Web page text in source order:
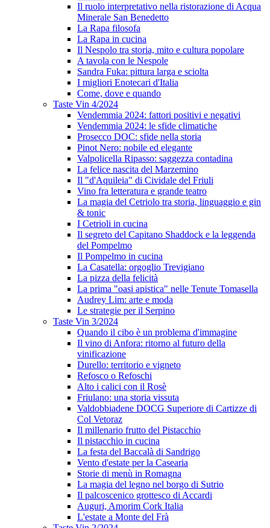
Il ruolo interpretativo nella ristorazione di Acqua
Minerale San Benedetto
La Rapa filosofa
La Rapa in cucina
Il Nespolo tra storia, mito e cultura popolare
A tavola con le Nespole
Sandra Fuka: pittura larga e sciolta
I migliori Enotecari d'Italia
Come, dove e quando
Taste Vin 4/2024
Vendemmia 2024: fattori positivi e negativi
Vendemmia 2024: le sfide climatiche
Prosecco DOC: sfide nella storia
Pinot Nero: nobile ed elegante
Valpolicella Ripasso: saggezza contadina
La felice nascita del Marzemino
Il "d'Aquileia" di Cividale del Friuli
Vino fra letteratura e grande teatro
La magia del Cetriolo tra storia, linguaggio e gin
& tonic
I Cetrioli in cucina
Il segreto del Capitano Shaddock e la leggenda
del Pompelmo
Il Pompelmo in cucina
La Casatella: orgoglio Trevigiano
La pizza della felicità
La prima "oasi apistica" nelle Tenute Tomasella
Audrey Lim: arte e moda
Le strategie per il Serpino
Taste Vin 3/2024
Quando il cibo è un problema d'immagine
Il vino di Anfora: ritorno al futuro della
vinificazione
Durello: territorio e vigneto
Refosco o Refoschi
Alto i calici con il Rosè
Friulano: una storia vissuta
Valdobbiadene DOCG Superiore di Cartizze di
Col Vetoraz
Il millenario frutto del Pistacchio
Il pistacchio in cucina
La festa del Baccalà di Sandrigo
Vento d'estate per la Casearia
Storie di menù in Romagna
La magia del legno nel borgo di Sutrio
Il palcoscenico grottesco di Accardi
Auguri, Amorim Cork Italia
L'estate a Monte del Frà